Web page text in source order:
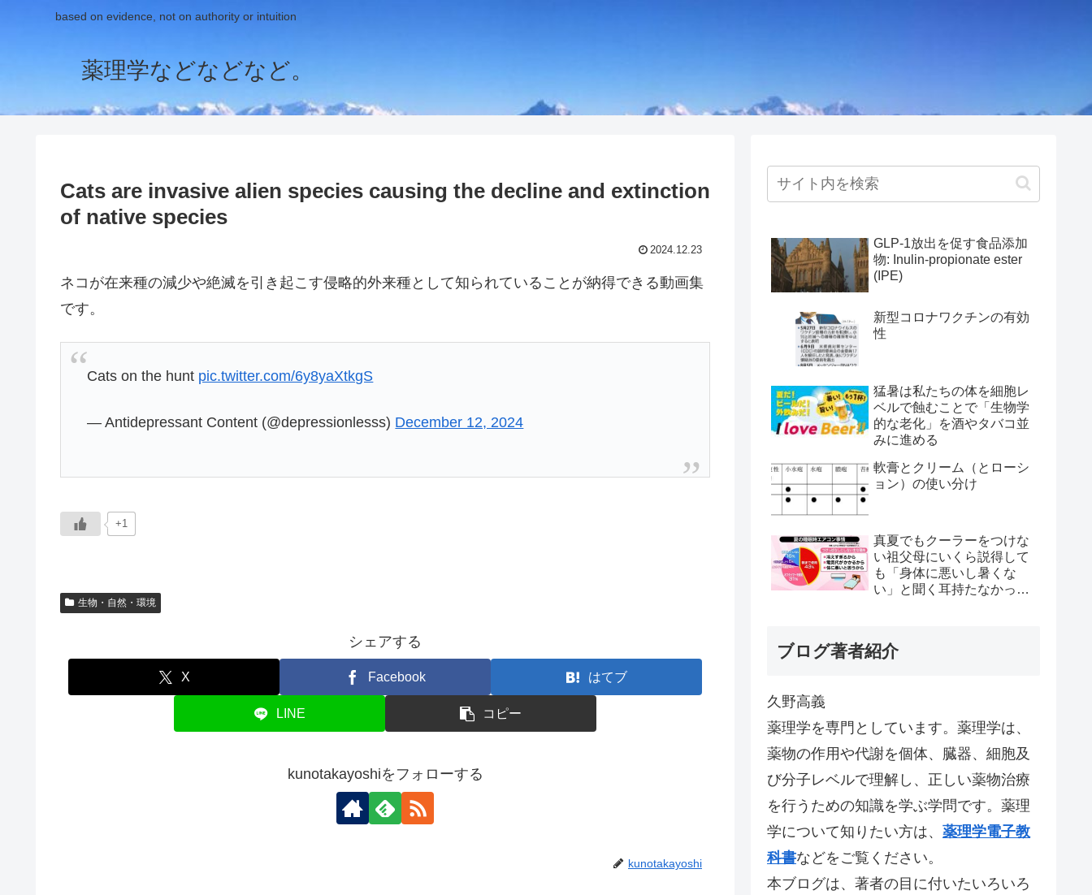
based on evidence, not on authority or intuition
薬理学などなどなど。
Cats are invasive alien species causing the decline and extinction
of native species
2024.12.23
ネコが在来種の減少や絶滅を引き起こす侵略的外来種として知られていることが納得できる動画集
です。
Cats on the hunt pic.twitter.com/6y8yaXtkgS
— Antidepressant Content (@depressionlesss) December 12, 2024
+1
生物・自然・環境
シェアする
X Facebook はてブ
LINE コピー
kunotakayoshiをフォローする
kunotakayoshi
GLP-1放出を促す食品添加
物: Inulin-propionate ester
(IPE)
新型コロナワクチンの有効
性
猛暑は私たちの体を細胞レ
ベルで蝕むことで「生物学
的な老化」を酒やタバコ並
みに進める
軟膏とクリーム（とローシ
ョン）の使い分け
真夏でもクーラーをつけな
い祖父母にいくら説得して
も「身体に悪いし暑くな
い」と聞く耳持たなかった
ブログ著者紹介
久野高義
薬理学を専門としています。薬理学は、
薬物の作用や代謝を個体、臓器、細胞及
び分子レベルで理解し、正しい薬物治療
を行うための知識を学ぶ学問です。薬理
学について知りたい方は、 薬理学電子教
科書などをご覧ください。
本ブログは、著者の目に付いたいろいろ